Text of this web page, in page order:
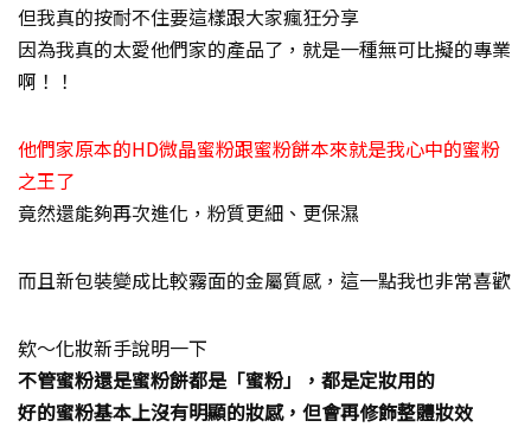
但我真的按耐不住要這樣跟大家瘋狂分享
因為我真的太愛他們家的產品了，就是一種無可比擬的專業
啊！！
他們家原本的HD微晶蜜粉跟蜜粉餅本來就是我心中的蜜粉
之王了
竟然還能夠再次進化，粉質更細、更保濕
而且新包裝變成比較霧面的金屬質感，這一點我也非常喜歡
欸～化妝新手說明一下
不管蜜粉還是蜜粉餅都是「蜜粉」，都是定妝用的
好的蜜粉基本上沒有明顯的妝感，但會再修飾整體妝效